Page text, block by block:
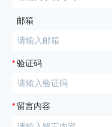
邮箱
* 验证码
* 留言内容